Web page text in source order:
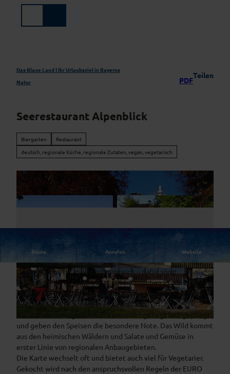
Das Blaue Land | Ihr Urlaubsziel in Bayerns
Natur
PDF
Teilen
Seerestaurant Alpenblick
Biergarten
Restaurant
deutsch, regionale Küche, regionale Zutaten, vegan, vegetarisch
© Seerestaurant Alpenblick | CC-BY-NC-ND
© Seerestaurant Alpenblick | CC-BY-NC-ND © Seerestaurant Alpenblick | CC-BY-NC-ND
Route Anrufen Website
FRISCH, LEICHT, REGIONAL, KREATIV
Und dann noch dieser
Blick auf See und Berge!
Unsere Küche ist abwechslungsreich – dafür sorgt
Küchenmeister Michael Bott mit heimischen Produkten und
fangfrischen Fischen aus dem Staffelsee, aus dem eigenen
Fischweiher und aus anderen Gewässern.
Die Kräuter im eigenen Garten werden gehegt und gepflegt
und geben den Speisen die besondere Note. Das Wild kommt
aus den heimischen Wäldern und Salate und Gemüse in
erster Linie von regionalen Anbaugebieten.
Die Karte wechselt oft und bietet auch viel für Vegetarier.
Gekocht wird nach den anspruchsvollen Regeln der EURO